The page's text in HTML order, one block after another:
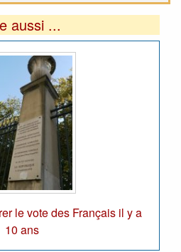
aussi ...
le vote des Français il y a
10 ans